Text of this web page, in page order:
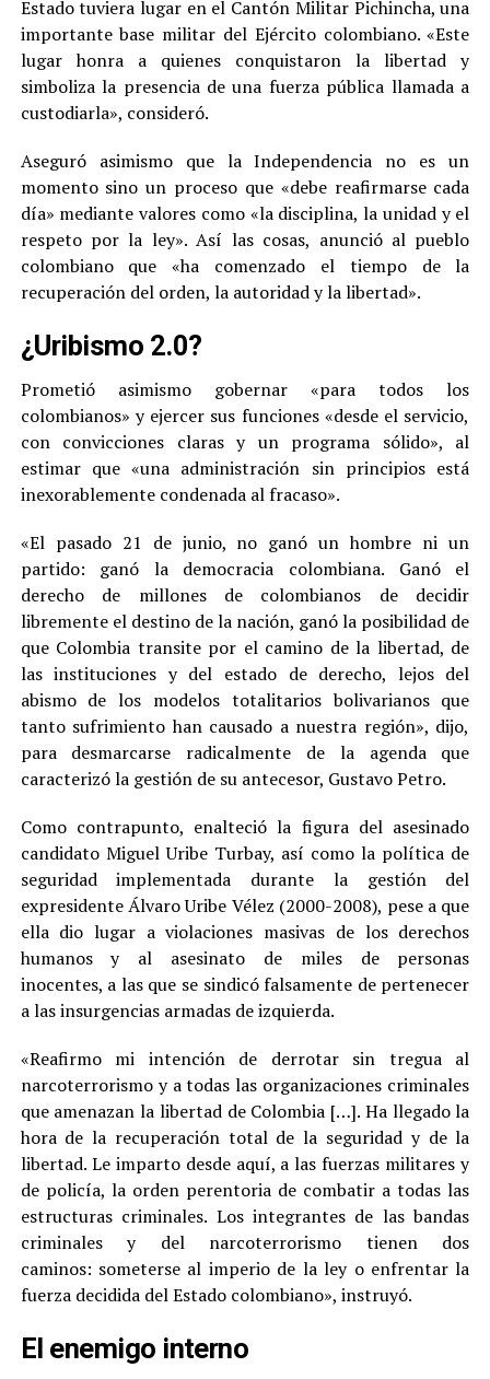
Estado tuviera lugar en el Cantón Militar Pichincha, una
importante base militar del Ejército colombiano. «Este
lugar honra a quienes conquistaron la libertad y
simboliza la presencia de una fuerza pública llamada a
custodiarla», consideró.
Aseguró asimismo que la Independencia no es un
momento sino un proceso que «debe reafirmarse cada
día» mediante valores como «la disciplina, la unidad y el
respeto por la ley». Así las cosas, anunció al pueblo
colombiano que «ha comenzado el tiempo de la
recuperación del orden, la autoridad y la libertad».
¿Uribismo 2.0?
Prometió asimismo gobernar «para todos los
colombianos» y ejercer sus funciones «desde el servicio,
con convicciones claras y un programa sólido», al
estimar que «una administración sin principios está
inexorablemente condenada al fracaso».
«El pasado 21 de junio, no ganó un hombre ni un
partido: ganó la democracia colombiana. Ganó el
derecho de millones de colombianos de decidir
libremente el destino de la nación, ganó la posibilidad de
que Colombia transite por el camino de la libertad, de
las instituciones y del estado de derecho, lejos del
abismo de los modelos totalitarios bolivarianos que
tanto sufrimiento han causado a nuestra región», dijo,
para desmarcarse radicalmente de la agenda que
caracterizó la gestión de su antecesor, Gustavo Petro.
Como contrapunto, enalteció la figura del asesinado
candidato Miguel Uribe Turbay, así como la política de
seguridad implementada durante la gestión del
expresidente Álvaro Uribe Vélez (2000-2008), pese a que
ella dio lugar a violaciones masivas de los derechos
humanos y al asesinato de miles de personas
inocentes, a las que se sindicó falsamente de pertenecer
a las insurgencias armadas de izquierda.
«Reafirmo mi intención de derrotar sin tregua al
narcoterrorismo y a todas las organizaciones criminales
que amenazan la libertad de Colombia […]. Ha llegado la
hora de la recuperación total de la seguridad y de la
libertad. Le imparto desde aquí, a las fuerzas militares y
de policía, la orden perentoria de combatir a todas las
estructuras criminales. Los integrantes de las bandas
criminales y del narcoterrorismo tienen dos
caminos: someterse al imperio de la ley o enfrentar la
fuerza decidida del Estado colombiano», instruyó.
El enemigo interno